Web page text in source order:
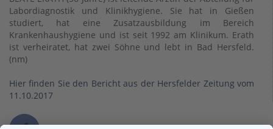
Labordiagnostik und Klinikhygiene. Sie hat in Gießen
studiert, hat eine Zusatzausbildung im Bereich
Krankenhaushygiene und ist seit 1992 am Klinikum. Erath
ist verheiratet, hat zwei Söhne und lebt in Bad Hersfeld.
(nm)
Hier finden Sie den Bericht aus der Hersfelder Zeitung vom
11.10.2017